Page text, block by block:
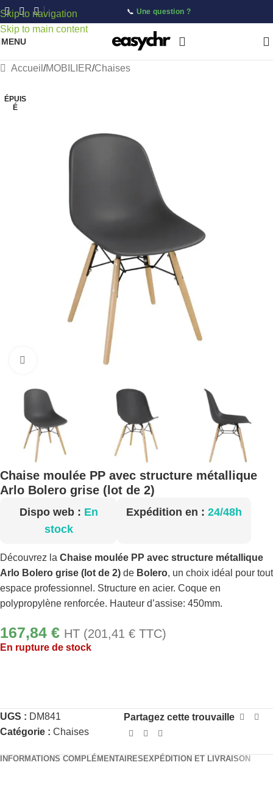
Skip to navigation
Skip to main content
📞 Une question ?
MENU
Accueil /MOBILIER/Chaises
ÉPUIS
É
Cliquez pour agrandir
Chaise moulée PP avec structure métallique
Arlo Bolero grise (lot de 2)
Dispo web : En
stock
Expédition en : 24/48h
Découvrez la Chaise moulée PP avec structure métallique
Arlo Bolero grise (lot de 2) de Bolero, un choix idéal pour tout
espace professionnel. Structure en acier. Coque en
polypropylène renforcée. Hauteur d’assise: 450mm.
167,84 € HT (201,41 € TTC)
En rupture de stock
UGS : DM841
Catégorie : Chaises
Partagez cette trouvaille
INFORMATIONS COMPLÉMENTAIRES EXPÉDITION ET LIVRAISON